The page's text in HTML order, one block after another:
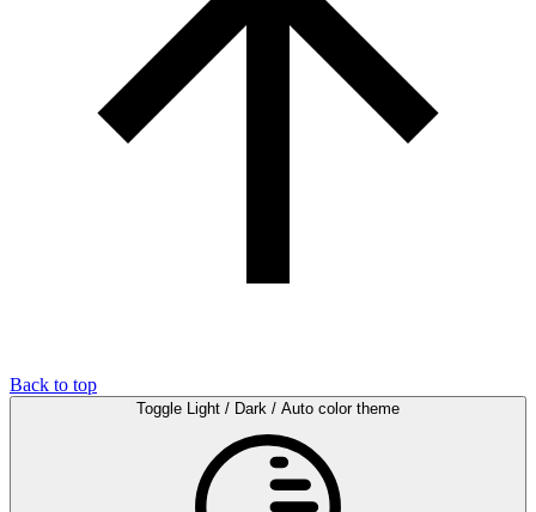
Back to top
Toggle Light / Dark / Auto color theme